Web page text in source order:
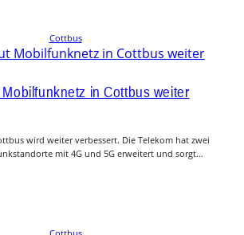
Cottbus
in Cottbus weiter
wird weiter verbessert. Die Telekom hat zwei
mit 4G und 5G erweitert und sorgt…